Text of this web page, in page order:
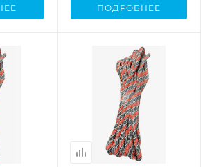
ПОДРОБНЕЕ